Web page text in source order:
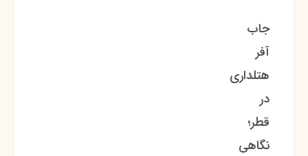
جاب
آفر
هتلداری
در
قطر؛
نگاهی